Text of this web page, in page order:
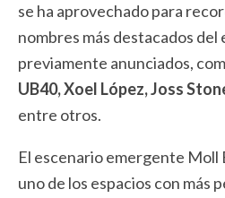
se ha aprovechado para
nombres más destacados del
previamente anunciados,
UB40, Xoel López, Joss
entre otros.
El escenario emergente Moll
uno de los espacios con más